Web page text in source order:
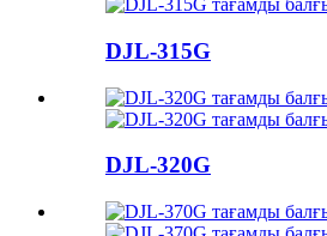
DJL-315G
DJL-320G